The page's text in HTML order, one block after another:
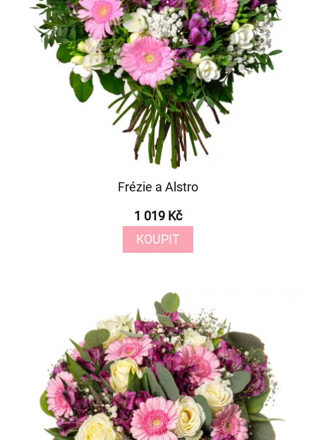
Frézie a Alstro
1 019 Kč
KOUPIT